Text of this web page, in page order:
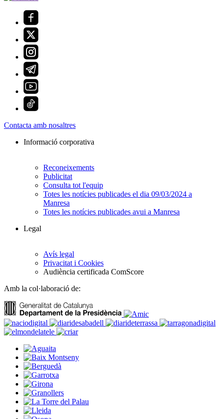
Contacta amb nosaltres
Informació corporativa
Reconeixements
Publicitat
Consulta tot l'equip
Totes les notícies publicades el dia 09/03/2024 a
Manresa
Totes les notícies publicades avui a Manresa
Legal
Avís legal
Privacitat i Cookies
Audiència certificada ComScore
Amb la col·laboració de: